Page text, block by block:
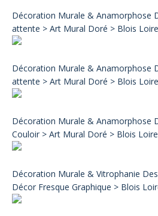
Décoration Murale & Anamorphose
attente > Art Mural Doré > Blois Loire
Décoration Murale & Anamorphose
attente > Art Mural Doré > Blois Loire
Décoration Murale & Anamorphose
Couloir > Art Mural Doré > Blois Loire
Décoration Murale & Vitrophanie
Décor Fresque Graphique > Blois